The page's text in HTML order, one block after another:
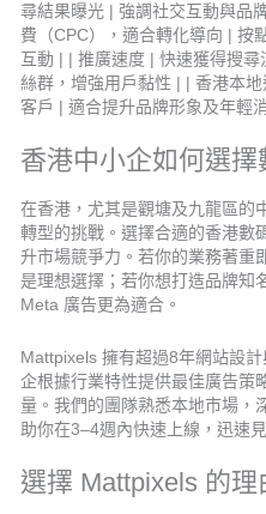
尋結果曝光 | 強調社交互動與品
費（CPC），適合轉化導向 | 按
互動 | | 推廣速度 | 快速獲得搜
絲群，增強用戶黏性 | | 香港本
客戶 | 適合提升品牌形象及年輕
香港中小企如何選擇
在香港，尤其是觀塘及九龍區的
轉型的挑戰。選擇合適的香港數
升市場競爭力。若你的業務著重
是理想選擇；若你想打造品牌知
Meta 廣告更為適合。
Mattpixels 擁有超過8年網站設
企根據行業特性提供最佳廣告策
量。我們的團隊熟悉本地市場，
助你在3–4週內快速上線，迅速見
選擇 Mattpixels 的理